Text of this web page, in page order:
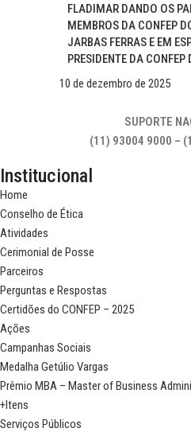
FLADIMAR DANDO OS
MEMBROS DA CONFEP
JARBAS FERRAS E EM
PRESIDENTE DA CONFEP
10 de dezembro de 2025
SUPORTE
(11) 93004 9000 –
Institucional
Home
Conselho de Ética
Atividades
Cerimonial de Posse
Parceiros
Perguntas e Respostas
Certidões do CONFEP – 2025
Ações
Campanhas Sociais
Medalha Getúlio Vargas
Prêmio MBA – Master of Business
+Itens
Serviços Públicos